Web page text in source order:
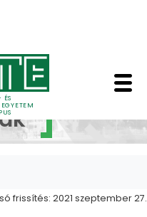
ÉS
-
frissítés: 2021 szeptember 27.